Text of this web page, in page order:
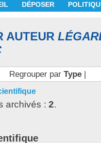
DÉPOSER
AUTEUR
Regrouper par Type|
archivés : 2.